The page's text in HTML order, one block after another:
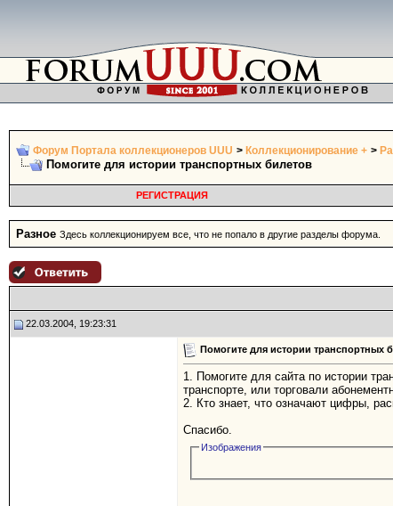
Форум Портала коллекционеров UUU > Коллекционирование + >
Помогите для истории транспортных билетов
РЕГИСТРАЦИЯ
Разное Здесь коллекционируем все, что не попало в другие разделы форума.
22.03.2004, 19:23:31
Помогите для истории транспортных
1. Помогите для сайта по истории
транспорте, или торговали
2. Кто знает, что означают цифры,
Спасибо.
Изображения